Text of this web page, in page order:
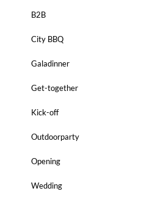
B2B
City BBQ
Galadinner
Get-together
Kick-off
Outdoorparty
Opening
Wedding